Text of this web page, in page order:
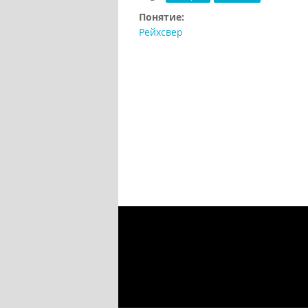
Понятие:
Рейхсвер